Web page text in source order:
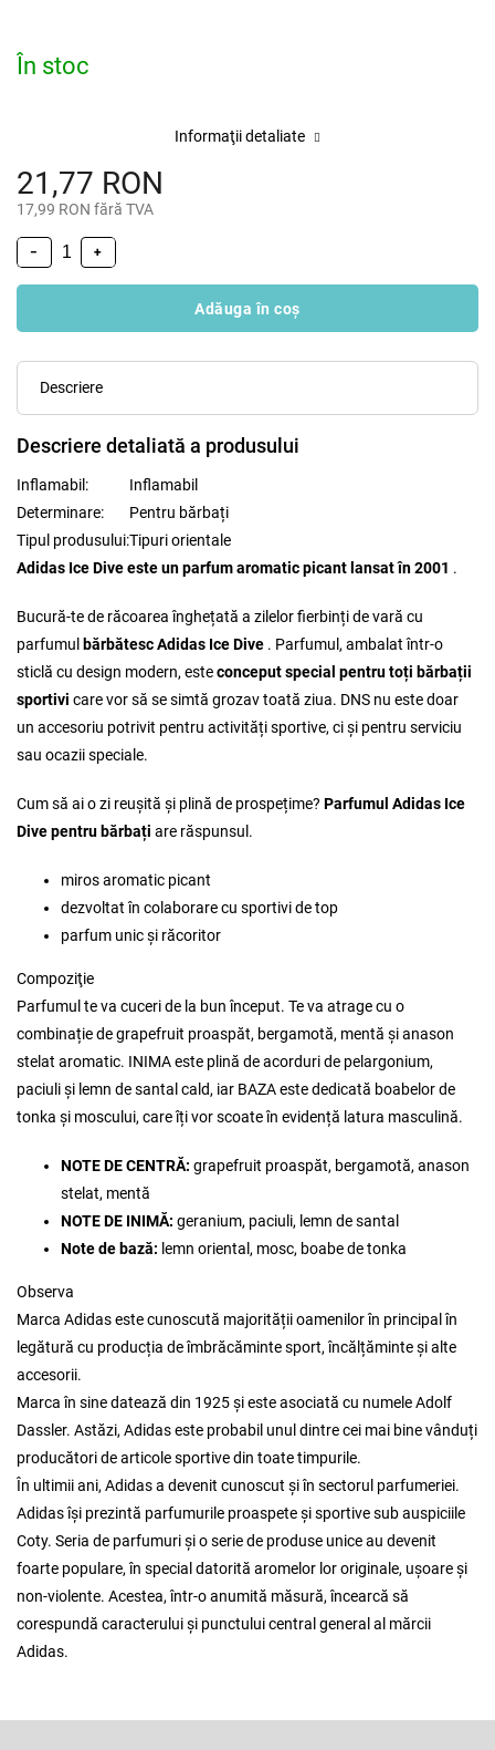
21,77 RON
17,99 RON fără TVA
În stoc
+
−
Adăuga în coş
Informaţii detaliate
Descriere
Descriere detaliată a produsului
Inflamabil:
Inflamabil
Determinare:
Pentru bărbați
Tipul produsului:Tipuri orientale
Adidas Ice Dive este un parfum aromatic picant lansat în 2001 .
Bucură-te de răcoarea înghețată a zilelor fierbinți de vară cu
parfumul bărbătesc Adidas Ice Dive . Parfumul, ambalat într-o
sticlă cu design modern, esteconceput special pentru toți bărbații
sportivi care vor să se simtă grozav toată ziua. DNS nu este doar
un accesoriu potrivit pentru activități sportive, ci și pentru serviciu
sau ocazii speciale.
Cum să ai o zi reușită și plină de prospețime? Parfumul Adidas Ice
Dive pentru bărbați are răspunsul.
miros aromatic picant
dezvoltat în colaborare cu sportivi de top
parfum unic și răcoritor
Compoziţie
Parfumul te va cuceri de la bun început. Te va atrage cu o
combinație de grapefruit proaspăt, bergamotă, mentă și anason
stelat aromatic. INIMA este plină de acorduri de pelargonium,
paciuli și lemn de santal cald, iar BAZA este dedicată boabelor de
tonka și moscului, care îți vor scoate în evidență latura masculină.
NOTE DE CENTRĂ: grapefruit proaspăt, bergamotă, anason
stelat, mentă
NOTE DE INIMĂ: geranium, paciuli, lemn de santal
Note de bază: lemn oriental, mosc, boabe de tonka
Observa
Marca Adidas este cunoscută majorității oamenilor în principal în
legătură cu producția de îmbrăcăminte sport, încălțăminte și alte
accesorii.
Marca în sine datează din 1925 și este asociată cu numele Adolf
Dassler. Astăzi, Adidas este probabil unul dintre cei mai bine vânduți
producători de articole sportive din toate timpurile.
În ultimii ani, Adidas a devenit cunoscut și în sectorul parfumeriei.
Adidas își prezintă parfumurile proaspete și sportive sub auspiciile
Coty. Seria de parfumuri și o serie de produse unice au devenit
foarte populare, în special datorită aromelor lor originale, ușoare și
non-violente. Acestea, într-o anumită măsură, încearcă să
corespundă caracterului și punctului central general al mărcii
Adidas.